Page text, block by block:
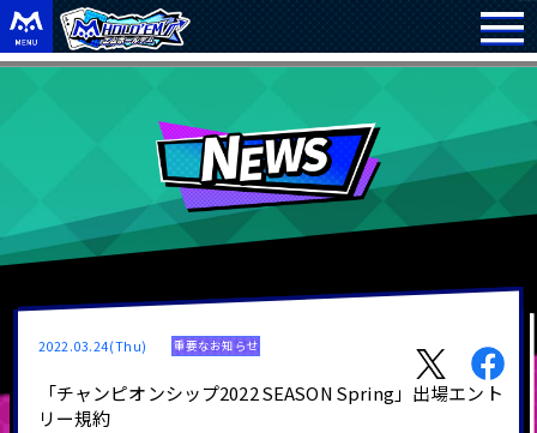
2022.03.24(Thu) 重要なお知らせ
「チャンピオンシップ2022 SEASON Spring」出場エント
リー規約